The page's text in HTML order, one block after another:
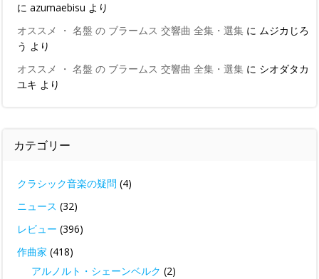
に azumaebisu より
オススメ ・ 名盤 の ブラームス 交響曲 全集・選集 に ムジカじろ
う より
オススメ ・ 名盤 の ブラームス 交響曲 全集・選集 に シオダタカ
ユキ より
カテゴリー
クラシック音楽の疑問 (4)
ニュース (32)
レビュー (396)
作曲家 (418)
アルノルト・シェーンベルク (2)